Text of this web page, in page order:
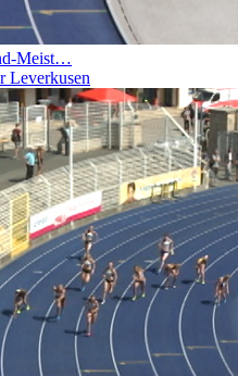
Meist…
Leverkusen